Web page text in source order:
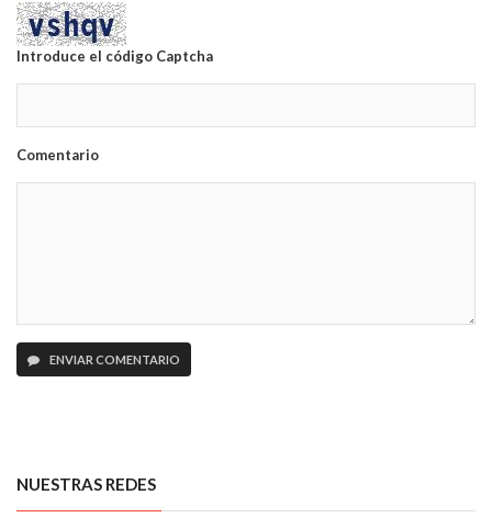
Introduce el código Captcha
Comentario
ENVIAR COMENTARIO
NUESTRAS REDES